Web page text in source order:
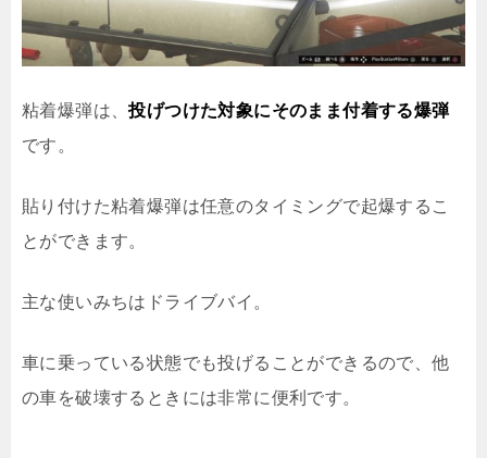
粘着爆弾は、投げつけた対象にそのまま付着する爆弾
です。
貼り付けた粘着爆弾は任意のタイミングで起爆するこ
とができます。
主な使いみちはドライブバイ。
車に乗っている状態でも投げることができるので、他
の車を破壊するときには非常に便利です。